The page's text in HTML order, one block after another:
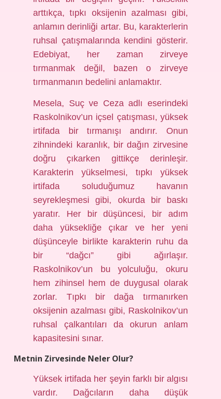
arttıkça, tıpkı oksijenin azalması gibi,
anlamın derinliği artar. Bu, karakterlerin
ruhsal çatışmalarında kendini gösterir.
Edebiyat, her zaman zirveye
tırmanmak değil, bazen o zirveye
tırmanmanın bedelini anlamaktır.
Mesela, Suç ve Ceza adlı eserindeki
Raskolnikov’un içsel çatışması, yüksek
irtifada bir tırmanışı andırır. Onun
zihnindeki karanlık, bir dağın zirvesine
doğru çıkarken gittikçe derinleşir.
Karakterin yükselmesi, tıpkı yüksek
irtifada soluduğumuz havanın
seyrekleşmesi gibi, okurda bir baskı
yaratır. Her bir düşüncesi, bir adım
daha yüksekliğe çıkar ve her yeni
düşünceyle birlikte karakterin ruhu da
bir “dağcı” gibi ağırlaşır.
Raskolnikov’un bu yolculuğu, okuru
hem zihinsel hem de duygusal olarak
zorlar. Tıpkı bir dağa tırmanırken
oksijenin azalması gibi, Raskolnikov’un
ruhsal çalkantıları da okurun anlam
kapasitesini sınar.
Metnin Zirvesinde Neler Olur?
Yüksek irtifada her şeyin farklı bir algısı
vardır. Dağcıların daha düşük